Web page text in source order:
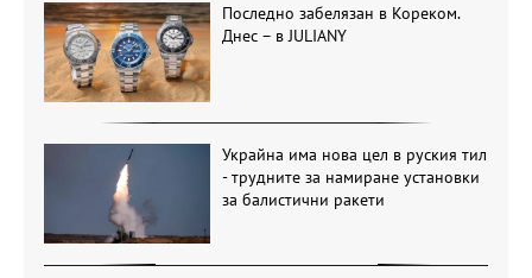
Последно забелязан в Кореком.
Днес – в JULIANY
Украйна има нова цел в руския тил
- трудните за намиране установки
за балистични ракети